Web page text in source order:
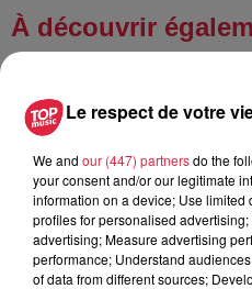
À découvrir
Le respect de votre
We and our (447) partnersdo the
your consent and/or our legitimate
information on a device; Use
profiles for personalised
advertising; Measure advertising
performance; Understand
of data from different sources;